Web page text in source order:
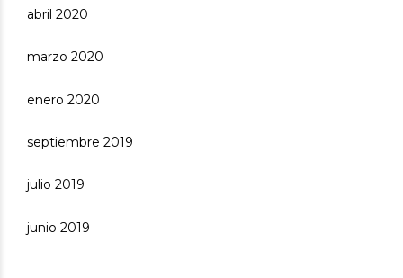
abril 2020
marzo 2020
enero 2020
septiembre 2019
julio 2019
junio 2019